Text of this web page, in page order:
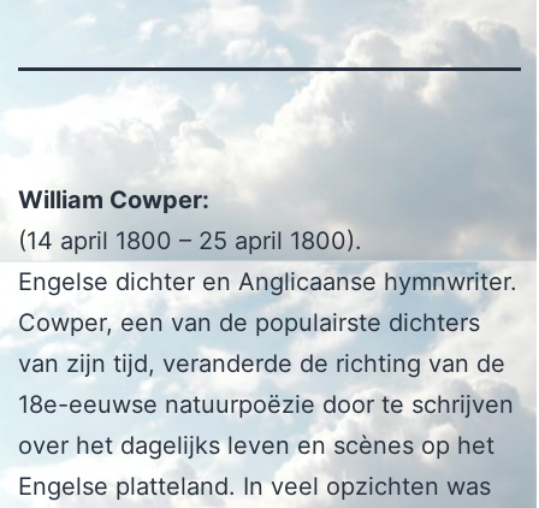
William Cowper:
(14 april 1800 – 25 april 1800).
Engelse dichter en Anglicaanse hymnwriter.
Cowper, een van de populairste dichters
van zijn tijd, veranderde de richting van de
18e-eeuwse natuurpoëzie door te schrijven
over het dagelijks leven en scènes op het
Engelse platteland. In veel opzichten was